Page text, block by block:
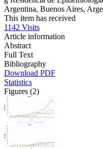
Argentina, Buenos Aires,
This item has received
1142 Visits
Article information
Abstract
Full Text
Bibliography
Download PDF
Statistics
Figures (2)